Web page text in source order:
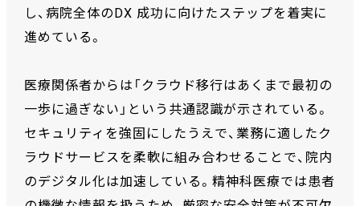
し、病院全体のDX 成功に向けたステップを着実に
進めている。
医療関係者からは「クラウド移行はあくまで最初の
一歩に過ぎない」という共通認識が示されている。
セキュリティを強固にしたうえで、業務に適したク
ラウドサービスを柔軟に組み合わせることで、院内
のデジタル化は加速している。精神科医療では患者